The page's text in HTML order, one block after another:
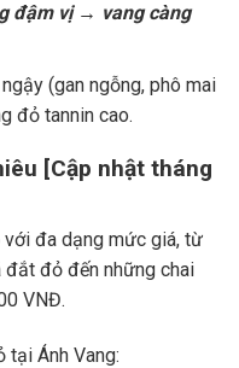
đậm vị → vang càng
(gan ngỗng, phô mai
đỏ tannin cao.
[Cập nhật tháng
với đa dạng mức giá, từ
đỏ đến những chai
VNĐ.
tại Ánh Vang: